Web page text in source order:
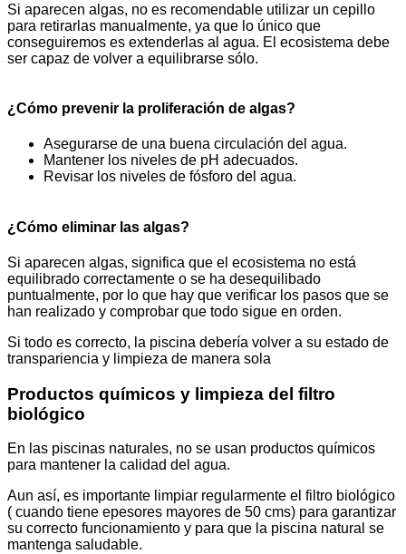
Si aparecen algas, no es recomendable utilizar un cepillo
para retirarlas manualmente, ya que lo único que
conseguiremos es extenderlas al agua. El ecosistema debe
ser capaz de volver a equilibrarse sólo.
¿Cómo prevenir la proliferación de algas?
Asegurarse de una buena circulación del agua.
Mantener los niveles de pH adecuados.
Revisar los niveles de fósforo del agua.
¿Cómo eliminar las algas?
Si aparecen algas, significa que el ecosistema no está
equilibrado correctamente o se ha desequilibado
puntualmente, por lo que hay que verificar los pasos que se
han realizado y comprobar que todo sigue en orden.
Si todo es correcto, la piscina debería volver a su estado de
transpariencia y limpieza de manera sola
Productos químicos y limpieza del filtro
biológico
En las piscinas naturales, no se usan productos químicos
para mantener la calidad del agua.
Aun así, es importante limpiar regularmente el filtro biológico
( cuando tiene epesores mayores de 50 cms) para garantizar
su correcto funcionamiento y para que la piscina natural se
mantenga saludable.